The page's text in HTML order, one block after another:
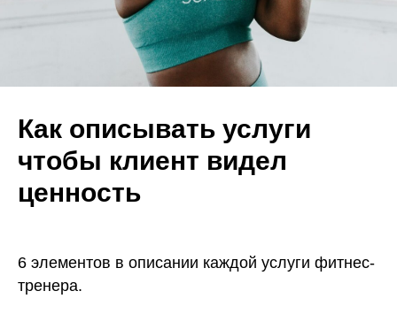
Как описывать услуги
чтобы клиент видел
ценность
6 элементов в описании каждой услуги фитнес-
тренера.